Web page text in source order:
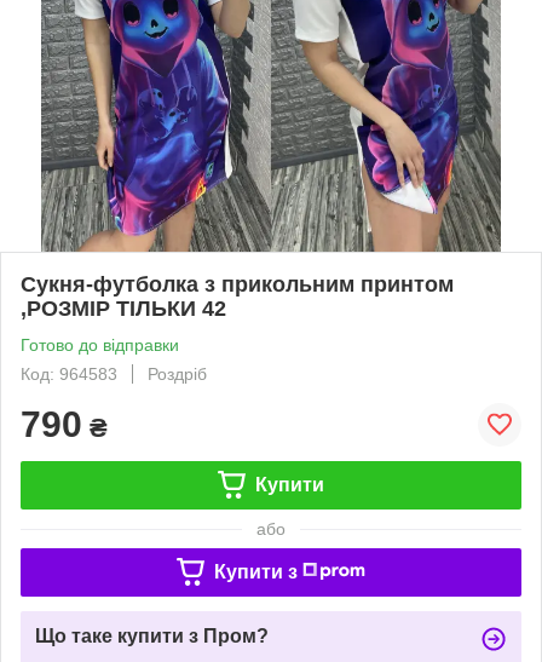
Сукня-футболка з прикольним принтом
,РОЗМІР ТІЛЬКИ 42
Готово до відправки
Код: 964583
Роздріб
790 ₴
Купити
або
Купити з
Що таке купити з Пром?